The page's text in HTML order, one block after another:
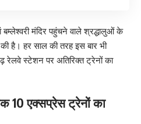
बम्लेश्वरी मंदिर पहुंचने वाले श्रद्धालुओं के
है। हर साल की तरह इस बार भी
रेलवे स्टेशन पर अतिरिक्त ट्रेनों का
10 एक्सप्रेस ट्रेनों का